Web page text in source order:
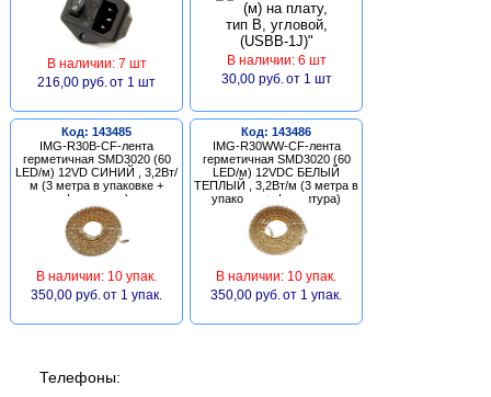
В наличии: 7 шт
216,00 руб. от 1 шт
В наличии: 6 шт
30,00 руб. от 1 шт
Код: 143485
IMG-R30B-CF-лента
герметичная SMD3020 (60
LED/м) 12VD СИНИЙ , 3,2Вт/
м (3 метра в упаковке +
фурнитура)
В наличии: 10 упак.
350,00 руб. от 1 упак.
Код: 143486
IMG-R30WW-CF-лента
герметичная SMD3020 (60
LED/м) 12VDC БЕЛЫЙ
ТЕПЛЫЙ , 3,2Вт/м (3 метра в
упаковке + фурнитура)
В наличии: 10 упак.
350,00 руб. от 1 упак.
Телефоны: